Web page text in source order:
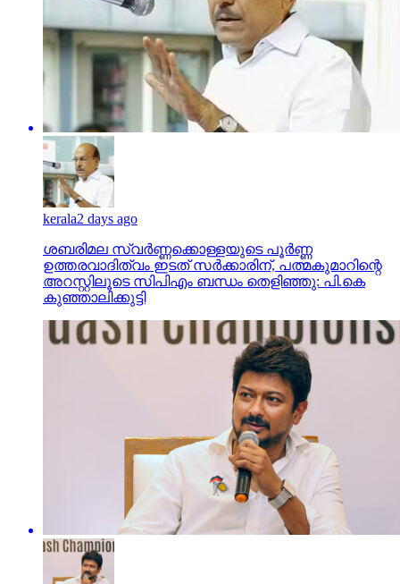
kerala2 days ago
ശബരിമല സ്വര്‍ണ്ണക്കൊള്ളയുടെ പൂര്‍ണ്ണ
ഉത്തരവാദിത്വം ഇടത് സര്‍ക്കാരിന്, പത്മകുമാറിന്റെ
അറസ്റ്റിലൂടെ സിപിഎം ബന്ധം തെളിഞ്ഞു: പി.കെ
കുഞ്ഞാലിക്കുട്ടി